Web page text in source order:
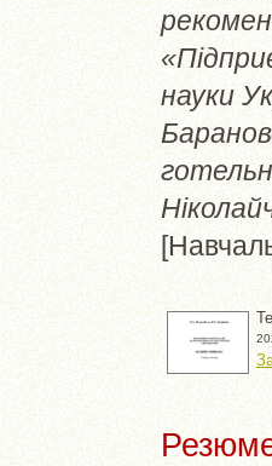
науки